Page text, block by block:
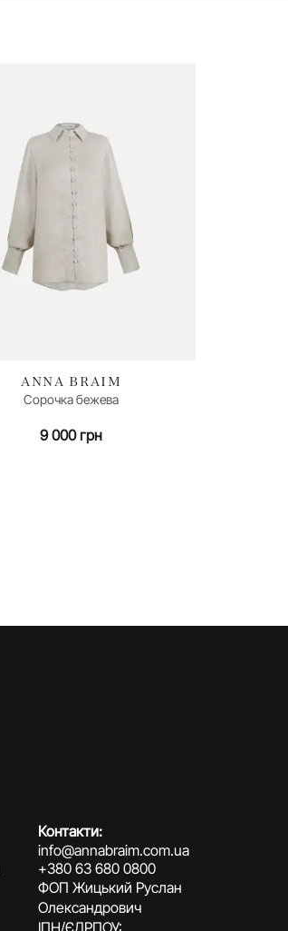
ANNA BRAIM
Сорочка бежева
9 000 грн
Контакти:
info@annabraim.com.ua
+380 63 680 0800
ФОП Жицький Руслан
Олександрович
ІПН/ЄДРПОУ: